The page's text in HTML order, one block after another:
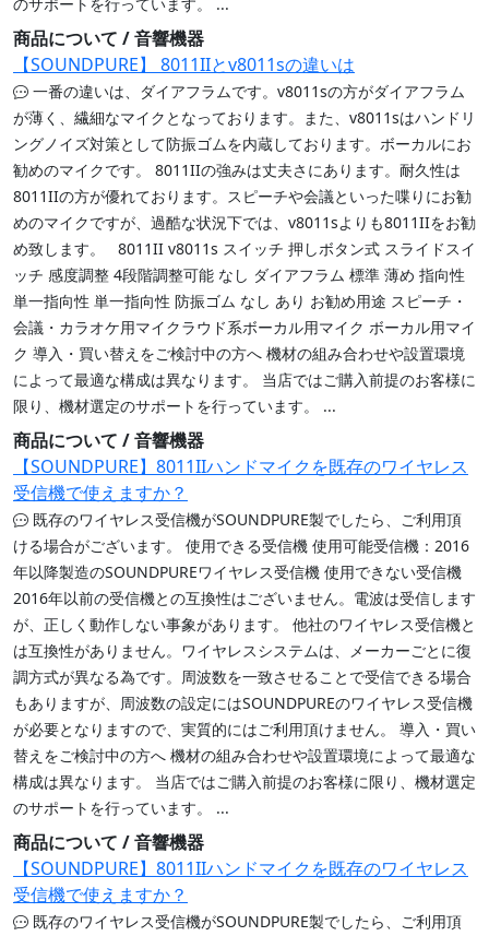
商品について / 音響機器
【SOUNDPURE】 8011IIとv8011sの違いは
一番の違いは、ダイアフラムです。v8011sの方がダイアフラム
が薄く、繊細なマイクとなっております。また、v8011sはハンドリ
ングノイズ対策として防振ゴムを内蔵しております。ボーカルにお
勧めのマイクです。 8011IIの強みは丈夫さにあります。耐久性は
8011IIの方が優れております。スピーチや会議といった喋りにお勧
めのマイクですが、過酷な状況下では、v8011sよりも8011IIをお勧
め致します。 8011II v8011s スイッチ 押しボタン式 スライドスイ
ッチ 感度調整 4段階調整可能 なし ダイアフラム 標準 薄め 指向性
単一指向性 単一指向性 防振ゴム なし あり お勧め用途 スピーチ・
会議・カラオケ用マイクラウド系ボーカル用マイク ボーカル用マイ
ク 導入・買い替えをご検討中の方へ 機材の組み合わせや設置環境
によって最適な構成は異なります。 当店ではご購入前提のお客様に
限り、機材選定のサポートを行っています。 ...
商品について / 音響機器
【SOUNDPURE】8011IIハンドマイクを既存のワイヤレス
受信機で使えますか？
既存のワイヤレス受信機がSOUNDPURE製でしたら、ご利用頂
ける場合がございます。 使用できる受信機 使用可能受信機：2016
年以降製造のSOUNDPUREワイヤレス受信機 使用できない受信機
2016年以前の受信機との互換性はございません。電波は受信します
が、正しく動作しない事象があります。 他社のワイヤレス受信機と
は互換性がありません。ワイヤレスシステムは、メーカーごとに復
調方式が異なる為です。周波数を一致させることで受信できる場合
もありますが、周波数の設定にはSOUNDPUREのワイヤレス受信機
が必要となりますので、実質的にはご利用頂けません。 導入・買い
替えをご検討中の方へ 機材の組み合わせや設置環境によって最適な
構成は異なります。 当店ではご購入前提のお客様に限り、機材選定
のサポートを行っています。 ...
商品について / 音響機器
【SOUNDPURE】8011IIハンドマイクを既存のワイヤレス
受信機で使えますか？
既存のワイヤレス受信機がSOUNDPURE製でしたら、ご利用頂